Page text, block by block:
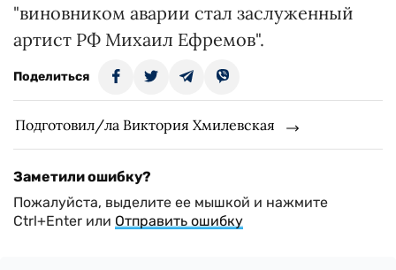
"виновником аварии стал заслуженный
артист РФ Михаил Ефремов".
Поделиться
Подготовил/ла Виктория Хмилевская
Заметили ошибку?
Пожалуйста, выделите ее мышкой и нажмите
Ctrl+Enter или Отправить ошибку